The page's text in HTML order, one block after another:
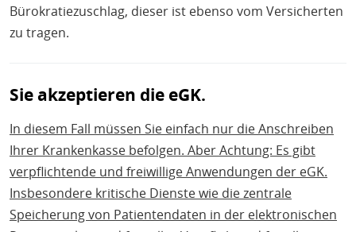
Bürokratiezuschlag, dieser ist ebenso vom Versicherten
zu tragen.
Sie akzeptieren die eGK.
In diesem Fall müssen Sie einfach nur die Anschreiben
Ihrer Krankenkasse befolgen. Aber Achtung: Es gibt
verpflichtende und freiwillige Anwendungen der eGK.
Insbesondere kritische Dienste wie die zentrale
Speicherung von Patientendaten in der elektronischen